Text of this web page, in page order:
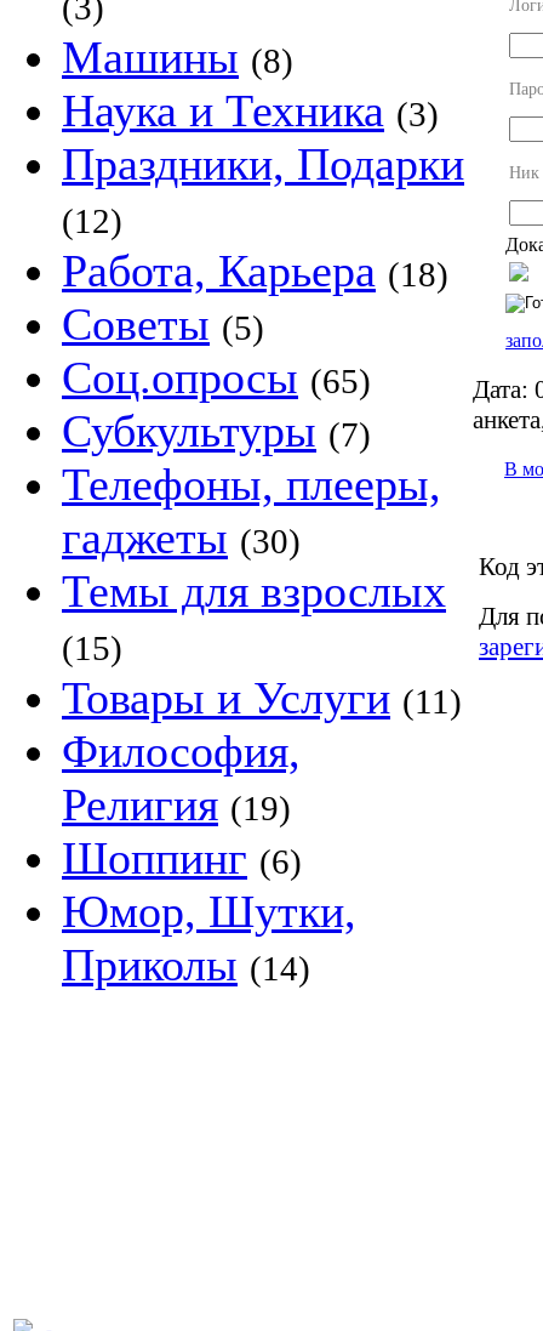
Машины (8)
Наука и Техника (3)
Праздники, Подарки
(12)
Работа, Карьера (18)
Советы (5)
Соц.опросы (65)
Субкультуры (7)
Телефоны, плееры,
гаджеты (30)
Темы для взрослых
(15)
Товары и Услуги (11)
Философия,
Религия (19)
Шоппинг (6)
Юмор, Шутки,
Приколы (14)
Ник
Дата:
В
Код
Для